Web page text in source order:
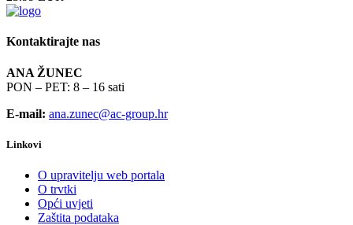
Kontaktirajte nas
ANA ŽUNEC
PON – PET: 8 – 16 sati
E-mail: ana.zunec@ac-group.hr
Linkovi
O upravitelju web portala
O trvtki
Opći uvjeti
Zaštita podataka